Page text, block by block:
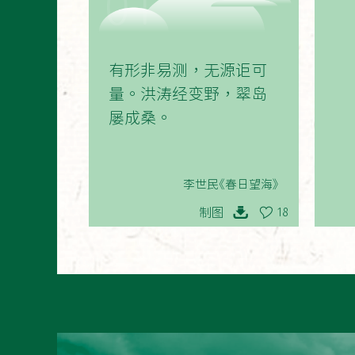
有形非易测，无源讵可
量。洪涛经变野，翠岛
屡成桑。
李世民《春日望海》
制图 18